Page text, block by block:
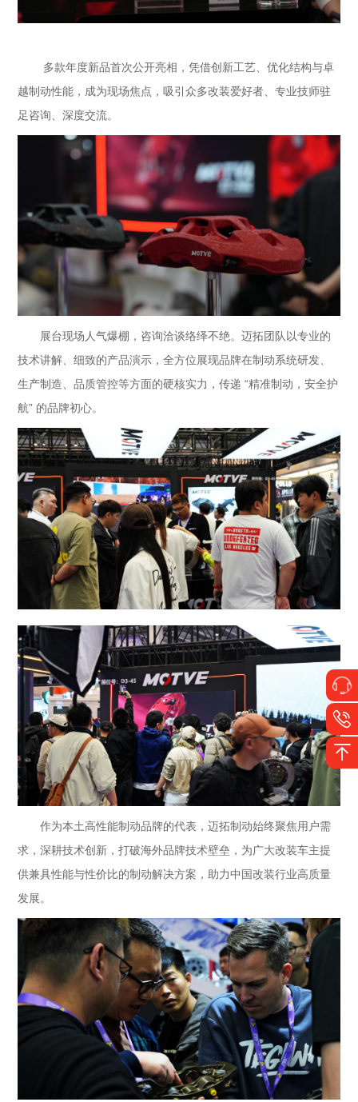
多款年度新品首次公开亮相，凭借创新工艺、优化结构与卓
越制动性能，成为现场焦点，吸引众多改装爱好者、专业技师驻
足咨询、深度交流。
展台现场人气爆棚，咨询洽谈络绎不绝。迈拓团队以专业的
技术讲解、细致的产品演示，全方位展现品牌在制动系统研发、
生产制造、品质管控等方面的硬核实力，传递 “精准制动，安全护
航” 的品牌初心。
作为本土高性能制动品牌的代表，迈拓制动始终聚焦用户需
求，深耕技术创新，打破海外品牌技术壁垒，为广大改装车主提
供兼具性能与性价比的制动解决方案，助力中国改装行业高质量
发展。